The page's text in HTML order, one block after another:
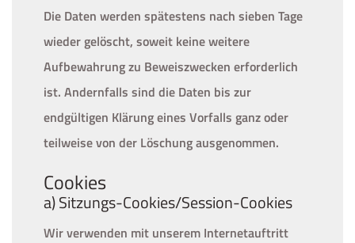
Die Daten werden spätestens nach sieben Tage
wieder gelöscht, soweit keine weitere
Aufbewahrung zu Beweiszwecken erforderlich
ist. Andernfalls sind die Daten bis zur
endgültigen Klärung eines Vorfalls ganz oder
teilweise von der Löschung ausgenommen.
Cookies
a) Sitzungs-Cookies/Session-Cookies
Wir verwenden mit unserem Internetauftritt